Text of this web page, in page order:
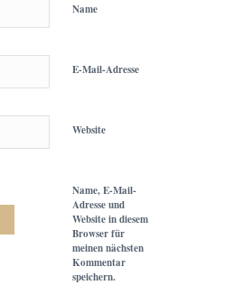
Name
E-Mail-Adresse
Website
Name, E-Mail-
Adresse und
Website in diesem
Browser für
meinen nächsten
Kommentar
speichern.